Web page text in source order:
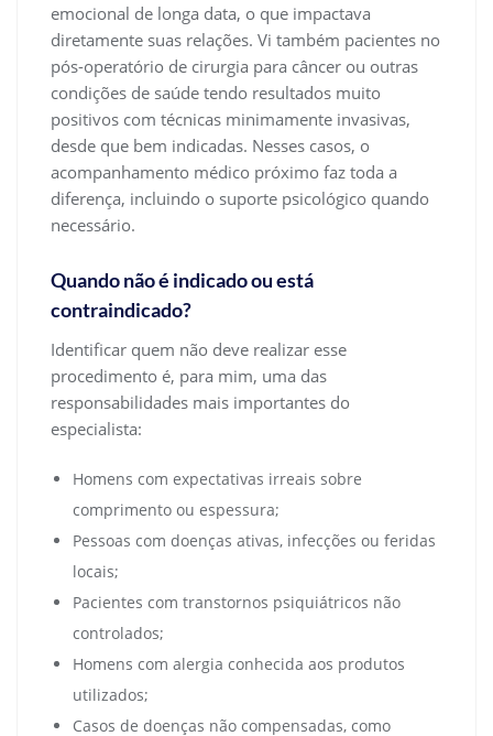
emocional de longa data, o que impactava
diretamente suas relações. Vi também pacientes no
pós-operatório de cirurgia para câncer ou outras
condições de saúde tendo resultados muito
positivos com técnicas minimamente invasivas,
desde que bem indicadas. Nesses casos, o
acompanhamento médico próximo faz toda a
diferença, incluindo o suporte psicológico quando
necessário.
Quando não é indicado ou está
contraindicado?
Identificar quem não deve realizar esse
procedimento é, para mim, uma das
responsabilidades mais importantes do
especialista:
Homens com expectativas irreais sobre
comprimento ou espessura;
Pessoas com doenças ativas, infecções ou feridas
locais;
Pacientes com transtornos psiquiátricos não
controlados;
Homens com alergia conhecida aos produtos
utilizados;
Casos de doenças não compensadas, como